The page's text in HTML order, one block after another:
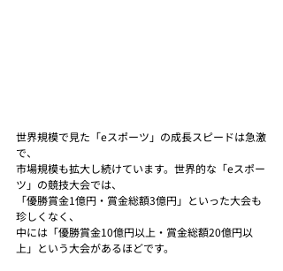
世界規模で見た「eスポーツ」の成長スピードは急激
で、
市場規模も拡大し続けています。世界的な「eスポー
ツ」の競技大会では、
「優勝賞金1億円・賞金総額3億円」といった大会も
珍しくなく、
中には「優勝賞金10億円以上・賞金総額20億円以
上」という大会があるほどです。